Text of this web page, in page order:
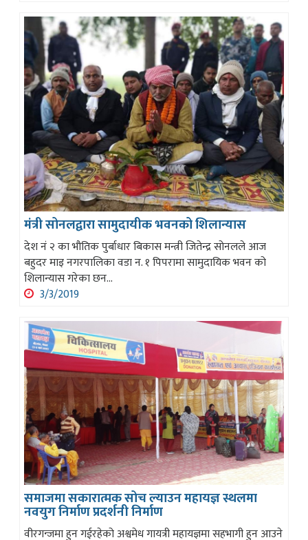
मंत्री सोनलद्वारा सामुदायीक भवनको शिलान्यास
देश नं २ का भौतिक पुर्बाधार बिकास मन्त्री जितेन्द्र सोनलले आज
बहुदर माइ नगरपालिका वडा न. १ पिपरामा सामुदायिक भवन को
शिलान्यास गरेका छन...
3/3/2019
समाजमा सकारात्मक सोच ल्याउन महायज्ञ स्थलमा
नवयुग निर्माण प्रदर्शनी निर्माण
वीरगन्जमा हुन गईरहेको अश्वमेध गायत्री महायज्ञमा सहभागी हुन आउने